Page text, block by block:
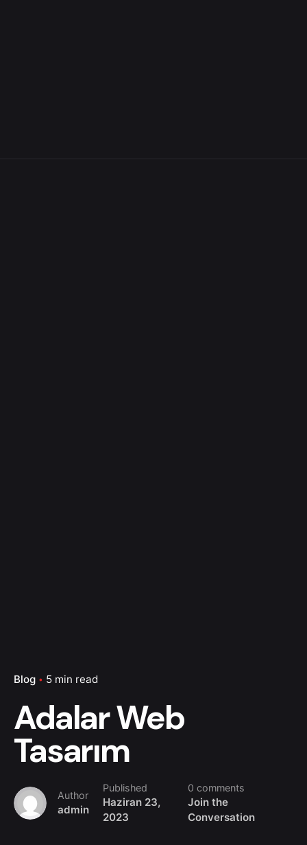
Blog 5 min read
Adalar Web
Tasarım
Author
admin
Published
Haziran 23,
2023
0 comments
Join the
Conversation